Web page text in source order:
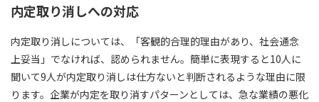
内定取り消しへの対応
内定取り消しについては、
「客観的合理的理由があり、社会通念
上妥当」 でなければ、認められません。簡単に表現すると10人に
聞いて9人が内定取り消しは仕方ないと判断されるような理由に限
ります。企業が内定を取り消すパターンとしては、急な業績の悪化